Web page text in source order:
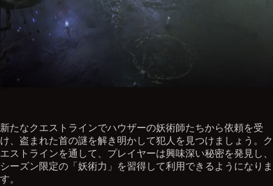
新たなクエストラインでハウザーの妖術師たちから依頼を受
け、盗まれた首の謎を解き明かして犯人を見つけましょう。ク
エストラインを通して、プレイヤーは興味深い秘密を発見し、
シーズン限定の「妖術力」を習得して利用できるようになりま
す。